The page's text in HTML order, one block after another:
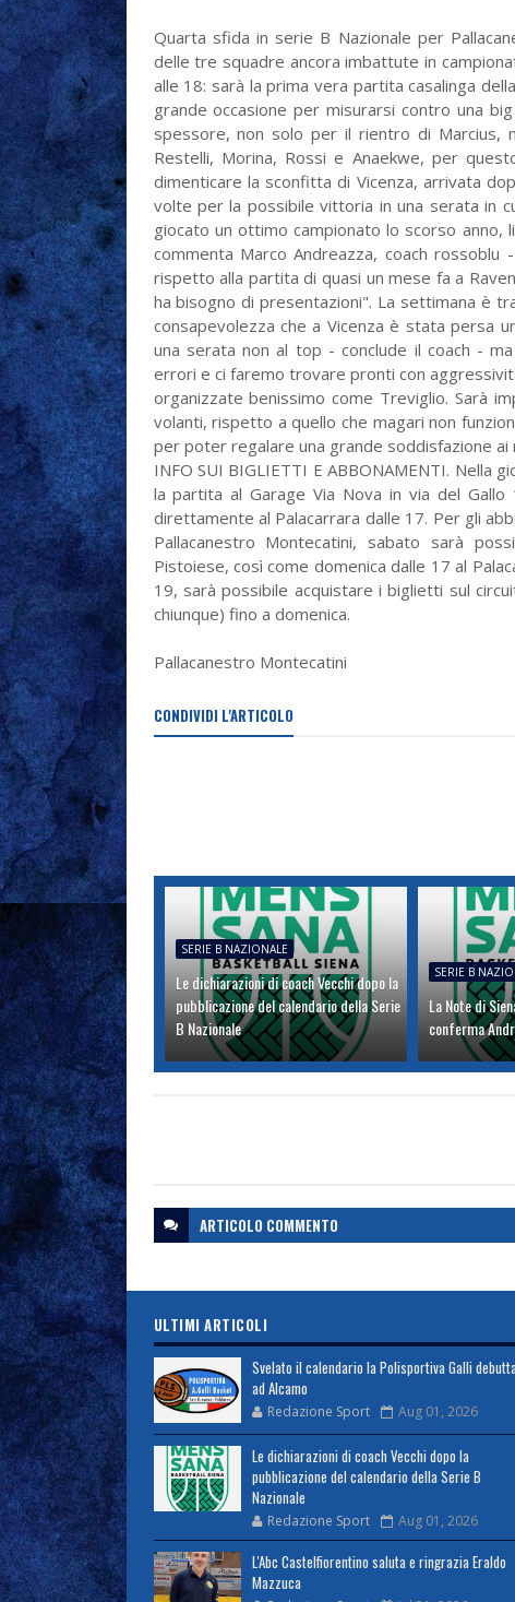
Quarta sfida in serie B Nazionale per
delle tre squadre ancora imbattute in
alle 18: sarà la prima vera partita casalinga
grande occasione per misurarsi contro una
spessore, non solo per il rientro di Marcius,
Restelli, Morina, Rossi e Anaekwe, per
dimenticare la sconfitta di Vicenza, arrivata
volte per la possibile vittoria in una serata in
giocato un ottimo campionato lo scorso anno,
commenta Marco Andreazza, coach
rispetto alla partita di quasi un mese fa a
ha bisogno di presentazioni". La settimana è
consapevolezza che a Vicenza è stata persa
una serata non al top - conclude il coach -
errori e ci faremo trovare pronti con
organizzate benissimo come Treviglio. Sarà
volanti, rispetto a quello che magari non
per poter regalare una grande soddisfazione ai
INFO SUI BIGLIETTI E ABBONAMENTI.
la partita al Garage Via Nova in via del
direttamente al Palacarrara dalle 17. Per gli
Pallacanestro Montecatini, sabato sarà
Pistoiese, così come domenica dalle 17 al
19, sarà possibile acquistare i biglietti sul
chiunque) fino a domenica.
Pallacanestro Montecatini
CONDIVIDI L'ARTICOLO
SERIE B NAZIONALE
Le dichiarazioni di coach Vecchi dopo la
pubblicazione del calendario della Serie
B Nazionale
SERIE B
La Note di
conferma
ARTICOLO COMMENTO
ULTIMI ARTICOLI
Svelato il calendario la Polisportiva Galli
ad Alcamo
Redazione Sport Aug 01, 2026
Le dichiarazioni di coach Vecchi dopo la
pubblicazione del calendario della Serie B
Nazionale
Redazione Sport Aug 01, 2026
L'Abc Castelfiorentino saluta e ringrazia Eraldo
Mazzuca